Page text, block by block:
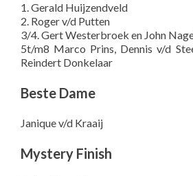
1. Gerald Huijzendveld
2. Roger v/d Putten
3/4. Gert Westerbroek en John
5t/m8 Marco Prins, Dennis v/d
Reindert Donkelaar
Beste Dame
Janique v/d Kraaij
Mystery Finish